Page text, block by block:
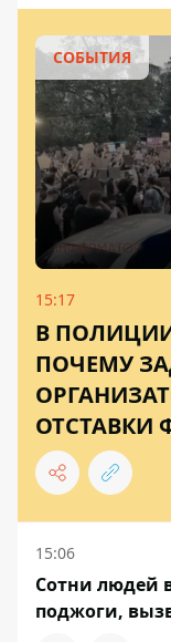
СОБЫТИЯ
15:17
В
ПОЧЕМУ
ОТСТАВКИ
15:06
Сотни людей
поджоги,